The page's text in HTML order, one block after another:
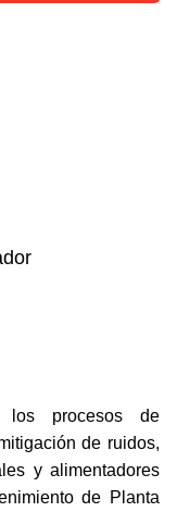
los procesos de
de ruidos,
y alimentadores
de Planta